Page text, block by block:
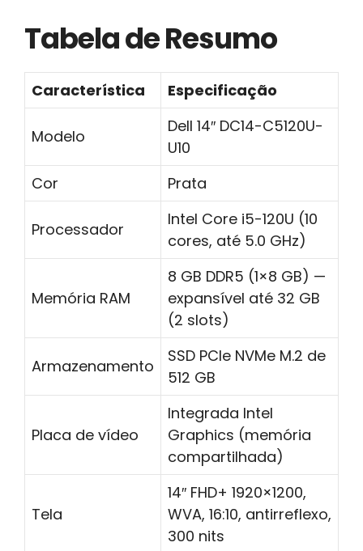
Tabela de Resumo
Característica Especificação
Modelo
Dell 14″ DC14-C5120U-
U10
Cor
Prata
Processador
Intel Core i5-120U (10
cores, até 5.0 GHz)
Memória RAM
8 GB DDR5 (1×8 GB) —
expansível até 32 GB
(2 slots)
Armazenamento
SSD PCIe NVMe M.2 de
512 GB
Placa de vídeo
Integrada Intel
Graphics (memória
compartilhada)
Tela
14″ FHD+ 1920×1200,
WVA, 16:10, antirreflexo,
300 nits